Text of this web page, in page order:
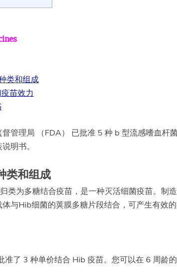
类和组成
苗效力
督管理局 （FDA） 已批准 5 种 b 型流感嗜血
明书。
类和组成
类为多糖结合疫苗，是一种灭活细菌疫苗。制
与Hib细菌的荚膜多糖片段结合，可产生有效
准了 3 种单价结合 Hib 疫苗。您可以在 6 周龄的